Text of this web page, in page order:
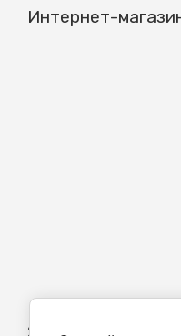
Интернет-
2014-2026 Supboard-